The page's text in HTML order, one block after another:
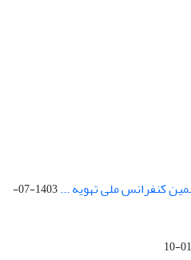
کنفرانس ملی تهویه ...
1403-07-